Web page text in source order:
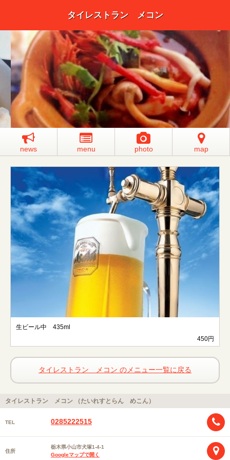
タイレストラン メコン
news menu photo map
生ビール中 435ml
450円
タイレストラン メコン のメニュー一覧に戻る
タイレストラン メコン （たいれすとらん めこん）
TEL 0285222515
住所
栃木県小山市犬塚1-4-1
Googleマップで開く